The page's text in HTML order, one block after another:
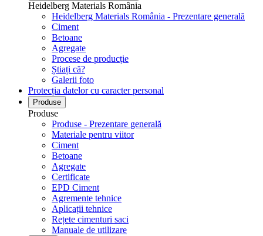
Heidelberg Materials România
Heidelberg Materials România - Prezentare generală
Ciment
Betoane
Agregate
Procese de producție
Știați că?
Galerii foto
Protecția datelor cu caracter personal
Produse
Produse
Produse - Prezentare generală
Materiale pentru viitor
Ciment
Betoane
Agregate
Certificate
EPD Ciment
Agremente tehnice
Aplicații tehnice
Rețete cimenturi saci
Manuale de utilizare